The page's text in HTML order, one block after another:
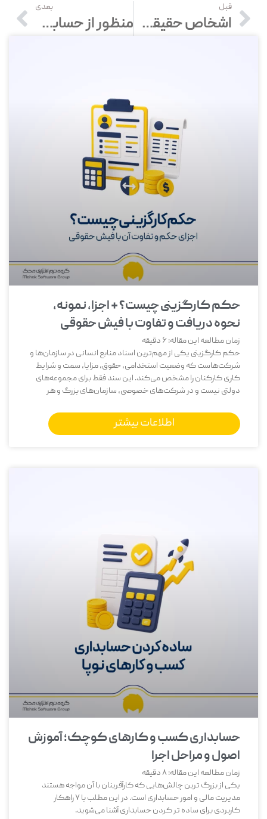
قبل
اشخاص حقیقی و حقوقی در حسابداری
بعدی
منظور از حسابداری مالیاتی چیست؟
حکم کارگزینی چیست؟ + اجزا، نمونه،
نحوه دریافت و تفاوت با فیش حقوقی
زمان مطالعه این مقاله:6 دقیقه
حکم کارگزینی یکی از مهم‌ترین اسناد منابع انسانی در سازمان‌ها و
شرکت‌هاست که وضعیت استخدامی، حقوق، مزایا، سمت و شرایط
کاری کارکنان را مشخص می‌کند. این سند فقط برای مجموعه‌های
دولتی نیست و در شرکت‌های خصوصی، سازمان‌های بزرگ و هر
اطلاعات بیشتر
حسابداری کسب و کارهای کوچک؛ آموزش
اصول و مراحل اجرا
زمان مطالعه این مقاله:8دقیقه
یکی از بزرگ‌ ترین چالش‌هایی که کارآفرینان با آن مواجه هستند
مدیریت مالی و امور حسابداری است. در این مطلب با 7 راهکار
کاربردی برای ساده تر کردن حسابداری آشنا می‌شوید.